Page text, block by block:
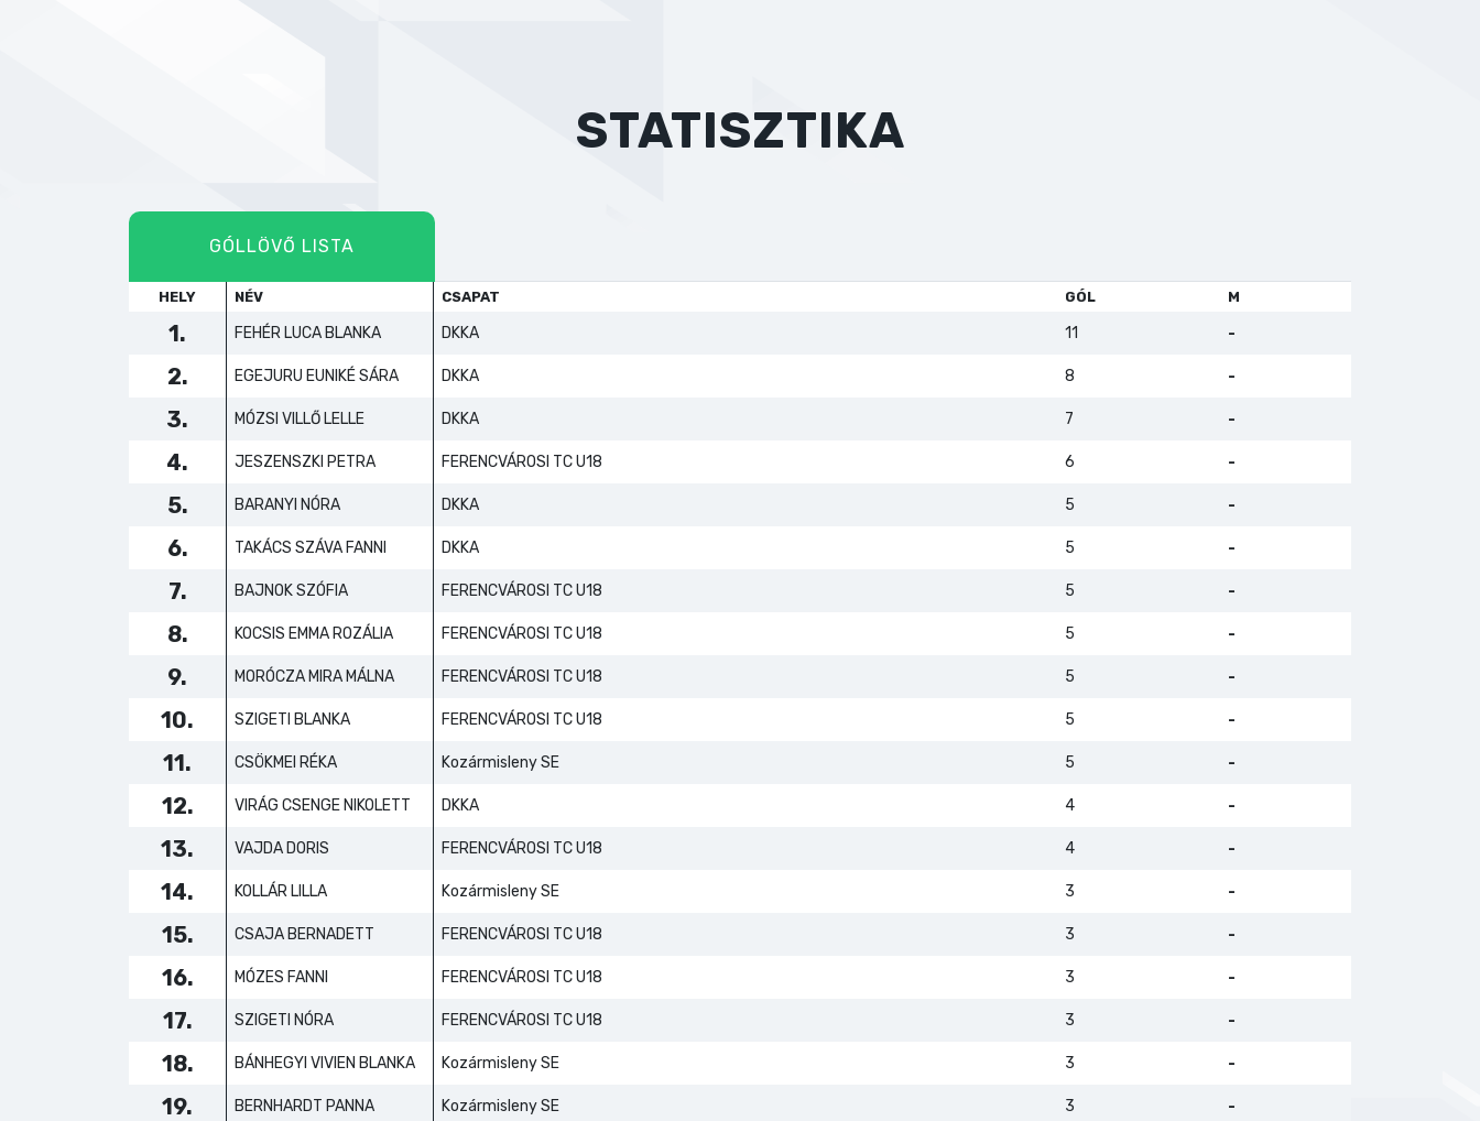
STATISZTIKA
GÓLLÖVŐ LISTA
HELY NÉV CSAPAT GÓL M
1. FEHÉR LUCA BLANKA DKKA 11 -
2. EGEJURU EUNIKÉ SÁRA DKKA 8 -
3. MÓZSI VILLŐ LELLE DKKA 7 -
4. JESZENSZKI PETRA FERENCVÁROSI TC U18 6 -
5. BARANYI NÓRA DKKA 5 -
6. TAKÁCS SZÁVA FANNI DKKA 5 -
7. BAJNOK SZÓFIA FERENCVÁROSI TC U18 5 -
8. KOCSIS EMMA ROZÁLIA FERENCVÁROSI TC U18 5 -
9. MORÓCZA MIRA MÁLNA FERENCVÁROSI TC U18 5 -
10. SZIGETI BLANKA FERENCVÁROSI TC U18 5 -
11. CSÖKMEI RÉKA Kozármisleny SE 5 -
12. VIRÁG CSENGE NIKOLETT DKKA 4 -
13. VAJDA DORIS FERENCVÁROSI TC U18 4 -
14. KOLLÁR LILLA Kozármisleny SE 3 -
15. CSAJA BERNADETT FERENCVÁROSI TC U18 3 -
16. MÓZES FANNI FERENCVÁROSI TC U18 3 -
17. SZIGETI NÓRA FERENCVÁROSI TC U18 3 -
18. BÁNHEGYI VIVIEN BLANKA Kozármisleny SE 3 -
19. BERNHARDT PANNA Kozármisleny SE 3 -